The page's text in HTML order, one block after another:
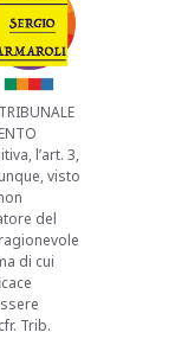
l’art. 3,
visto
del
di cui
Trib.